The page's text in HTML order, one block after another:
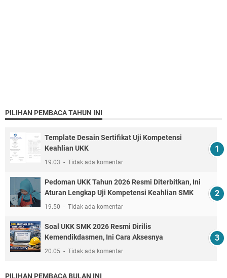
PILIHAN PEMBACA TAHUN INI
Template Desain Sertifikat Uji Kompetensi
Keahlian UKK
19.03 Tidak ada komentar
Pedoman UKK Tahun 2026 Resmi Diterbitkan, Ini
Aturan Lengkap Uji Kompetensi Keahlian SMK
19.50 Tidak ada komentar
Soal UKK SMK 2026 Resmi Dirilis
Kemendikdasmen, Ini Cara Aksesnya
20.05 Tidak ada komentar
PILIHAN PEMBACA BULAN INI